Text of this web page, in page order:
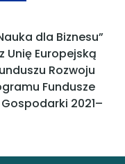
dla Biznesu”
Unię Europejską
Rozwoju
Fundusze
2021–